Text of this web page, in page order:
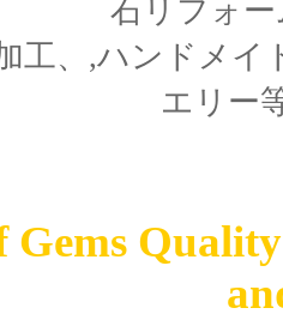
石リフォ
工、,ハンドメ
エリー
Gems